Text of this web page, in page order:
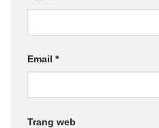
Email *
Trang web